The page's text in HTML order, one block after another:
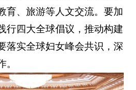
育、旅游等人文交流。要加
行四大全球倡议，推动构建
落实全球妇女峰会共识，深